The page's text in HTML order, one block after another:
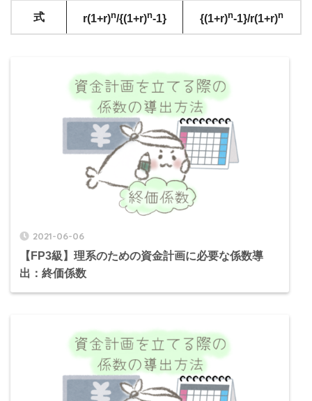
式 r(1+r)n/{(1+r)n-1} {(1+r)n-1}/r(1+r)n
2021-06-06
【FP3級】理系のための資金計画に必要な係数導
出：終価係数